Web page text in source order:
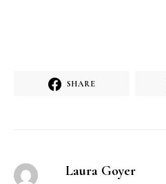
SHARE
Laura Goyer